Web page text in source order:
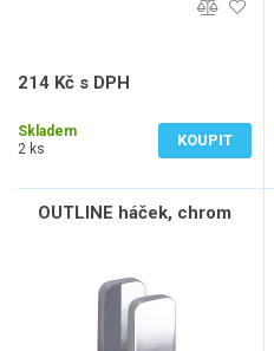
214 Kč s DPH
Skladem
2 ks
KOUPIT
OUTLINE háček, chrom